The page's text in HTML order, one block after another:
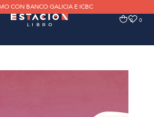
CON BANCO GALICIA E ICBC
0 0